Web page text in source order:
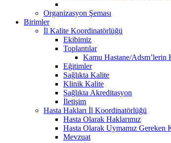
Organizasyon Şeması
Birimler
İl Kalite Koordinatörlüğü
Ekibimiz
Toplantılar
Kamu Hastane/Adsm’lerin
Eğitimler
Sağlıkta Kalite
Klinik Kalite
Sağlıkta Akreditasyon
İletişim
Hasta Hakları İl Koordinatörlüğü
Hasta Olarak Haklarımız
Hasta Olarak Uymamız Gereken
Mevzuat